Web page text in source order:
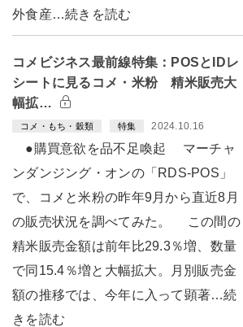
外食産…続きを読む
コメビジネス最前線特集：POSとIDレ
シートに見るコメ・米粉 精米販売大
幅拡…
コメ・もち・穀類 特集 2024.10.16
●購買意欲を品不足喚起 マーチャ
ンダンジング・オンの「RDS-POS」
で、コメと米粉の昨年9月から直近8月
の販売状況を調べてみた。 この間の
精米販売金額は前年比29.3％増、数量
で同15.4％増と大幅拡大。月別販売金
額の推移では、今年に入って顕著…続
きを読む